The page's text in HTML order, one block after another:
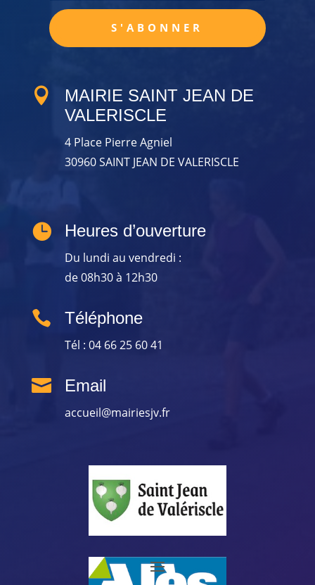
S'ABONNER

MAIRIE SAINT JEAN DE
VALERISCLE
4 Place Pierre Agniel
30960 SAINT JEAN DE VALERISCLE
 Heures d’ouverture
Du lundi au vendredi :
de 08h30 à 12h30
 Téléphone
Tél : 04 66 25 60 41
 Email
accueil@mairiesjv.fr